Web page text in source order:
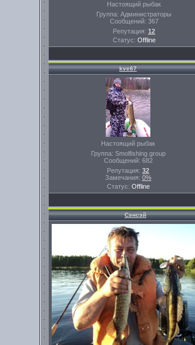
Настоящий рыбак
Группа: Администраторы
Сообщений: 367
Репутация: 12
Статус: Offline
kve67
Настоящий рыбак
Группа: Smolfishing group
Сообщений: 682
Репутация: 32
Замечания: 0%
Статус: Offline
Сэнсэй